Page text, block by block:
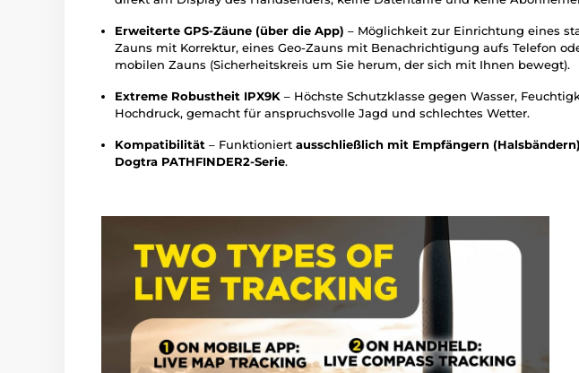
Erweiterte GPS-Zäune (über die App) – Möglichkeit zur Einrichtung eines
Zauns mit Korrektur, eines Geo-Zauns mit Benachrichtigung aufs Telefon
mobilen Zauns (Sicherheitskreis um Sie herum, der sich mit Ihnen bewegt).
Extreme Robustheit IPX9K – Höchste Schutzklasse gegen Wasser,
Hochdruck, gemacht für anspruchsvolle Jagd und schlechtes Wetter.
Kompatibilität – Funktioniert ausschließlich mit Empfängern
Dogtra PATHFINDER2-Serie.